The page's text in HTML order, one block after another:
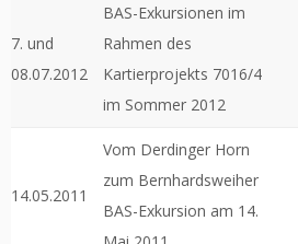
7. und
08.07.2012
BAS-Exkursionen im
Rahmen des
Kartierprojekts 7016/4
im Sommer 2012
14.05.2011
Vom Derdinger Horn
zum Bernhardsweiher
BAS-Exkursion am 14.